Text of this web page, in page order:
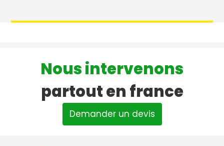
Nous intervenons
partout en france
Demander un devis